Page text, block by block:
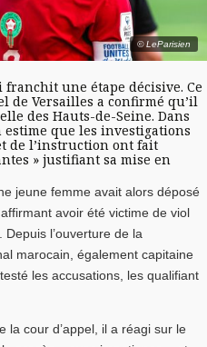
© LeParisien
une étape décisive. Ce
de Versailles a confirmé qu’il
des Hauts-de-Seine. Dans
que les investigations
de l’instruction ont fait
» justifiant sa mise en
jeune femme avait alors déposé
avoir été victime de viol
Depuis l’ouverture de la
marocain, également capitaine
les accusations, les qualifiant
la cour d’appel, il a réagi sur le